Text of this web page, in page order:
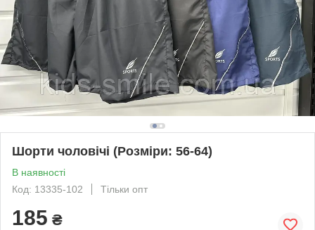
Шорти чоловічі (Розміри: 56-64)
В наявності
Код: 13335-102
Тільки опт
185 ₴